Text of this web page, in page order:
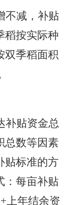
不减，补贴
稻按实际种
双季稻面积
补贴资金总
总数等因素
贴标准的方
：每亩补贴
+上年结余资